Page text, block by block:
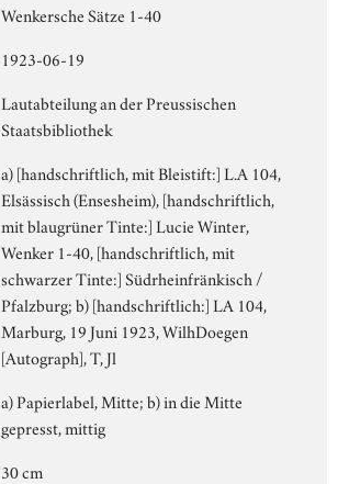
Wenkersche Sätze 1-40
1923-06-19
Lautabteilung an der Preussischen
Staatsbibliothek
a) [handschriftlich, mit Bleistift:] L.A 104,
Elsässisch (Ensesheim), [handschriftlich,
mit blaugrüner Tinte:] Lucie Winter,
Wenker 1-40, [handschriftlich, mit
schwarzer Tinte:] Südrheinfränkisch /
Pfalzburg; b) [handschriftlich:] LA 104,
Marburg, 19 Juni 1923, WilhDoegen
[Autograph], T, Jl
a) Papierlabel, Mitte; b) in die Mitte
gepresst, mittig
30 cm